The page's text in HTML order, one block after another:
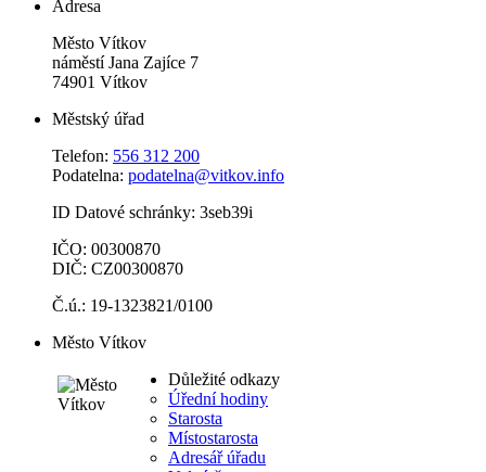
Adresa
Město Vítkov
náměstí Jana Zajíce 7
74901 Vítkov
Městský úřad
Telefon: 556 312 200
Podatelna: podatelna@vitkov.info
ID Datové schránky: 3seb39i
IČO: 00300870
DIČ: CZ00300870
Č.ú.: 19-1323821/0100
Město Vítkov
Důležité odkazy
Úřední hodiny
Starosta
Místostarosta
Adresář úřadu